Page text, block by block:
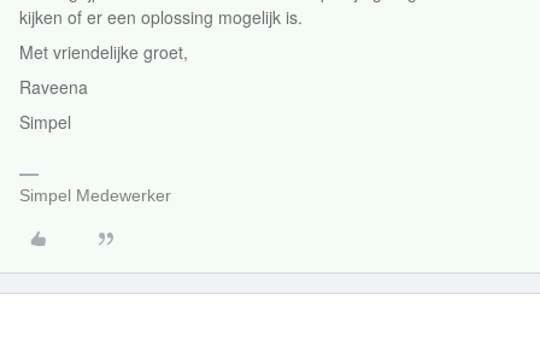
kijken of er een oplossing mogelijk is.
Met vriendelijke groet,
Raveena
Simpel
Simpel Medewerker